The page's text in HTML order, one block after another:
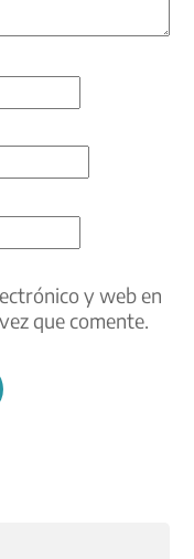
y web en
que comente.